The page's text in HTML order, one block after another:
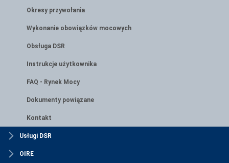
Okresy przywołania
Wykonanie obowiązków mocowych
Obsługa DSR
Instrukcje użytkownika
FAQ - Rynek Mocy
Dokumenty powiązane
Kontakt
Usługi DSR
OIRE